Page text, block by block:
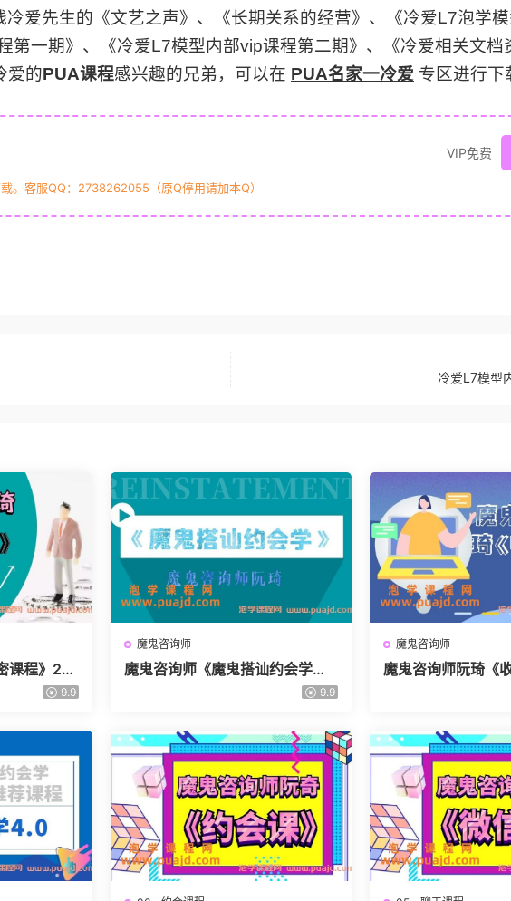
冷爱先生的《文艺之声》、《长期关系的经营》、《冷爱L7泡学
第一期》、《冷爱L7模型内部vip课程第二期》、《冷爱相关文档
爱的PUA课程感兴趣的兄弟，可以在 PUA名家一冷爱 专区进行下
VIP免费
。客服QQ：2738262055（原Q停用请加本Q）
冷爱L7模型
课程》24
9.9
魔鬼咨询师
魔鬼咨询师《魔鬼搭讪约会学》
9.9
魔鬼咨询师
魔鬼咨询师阮琦《